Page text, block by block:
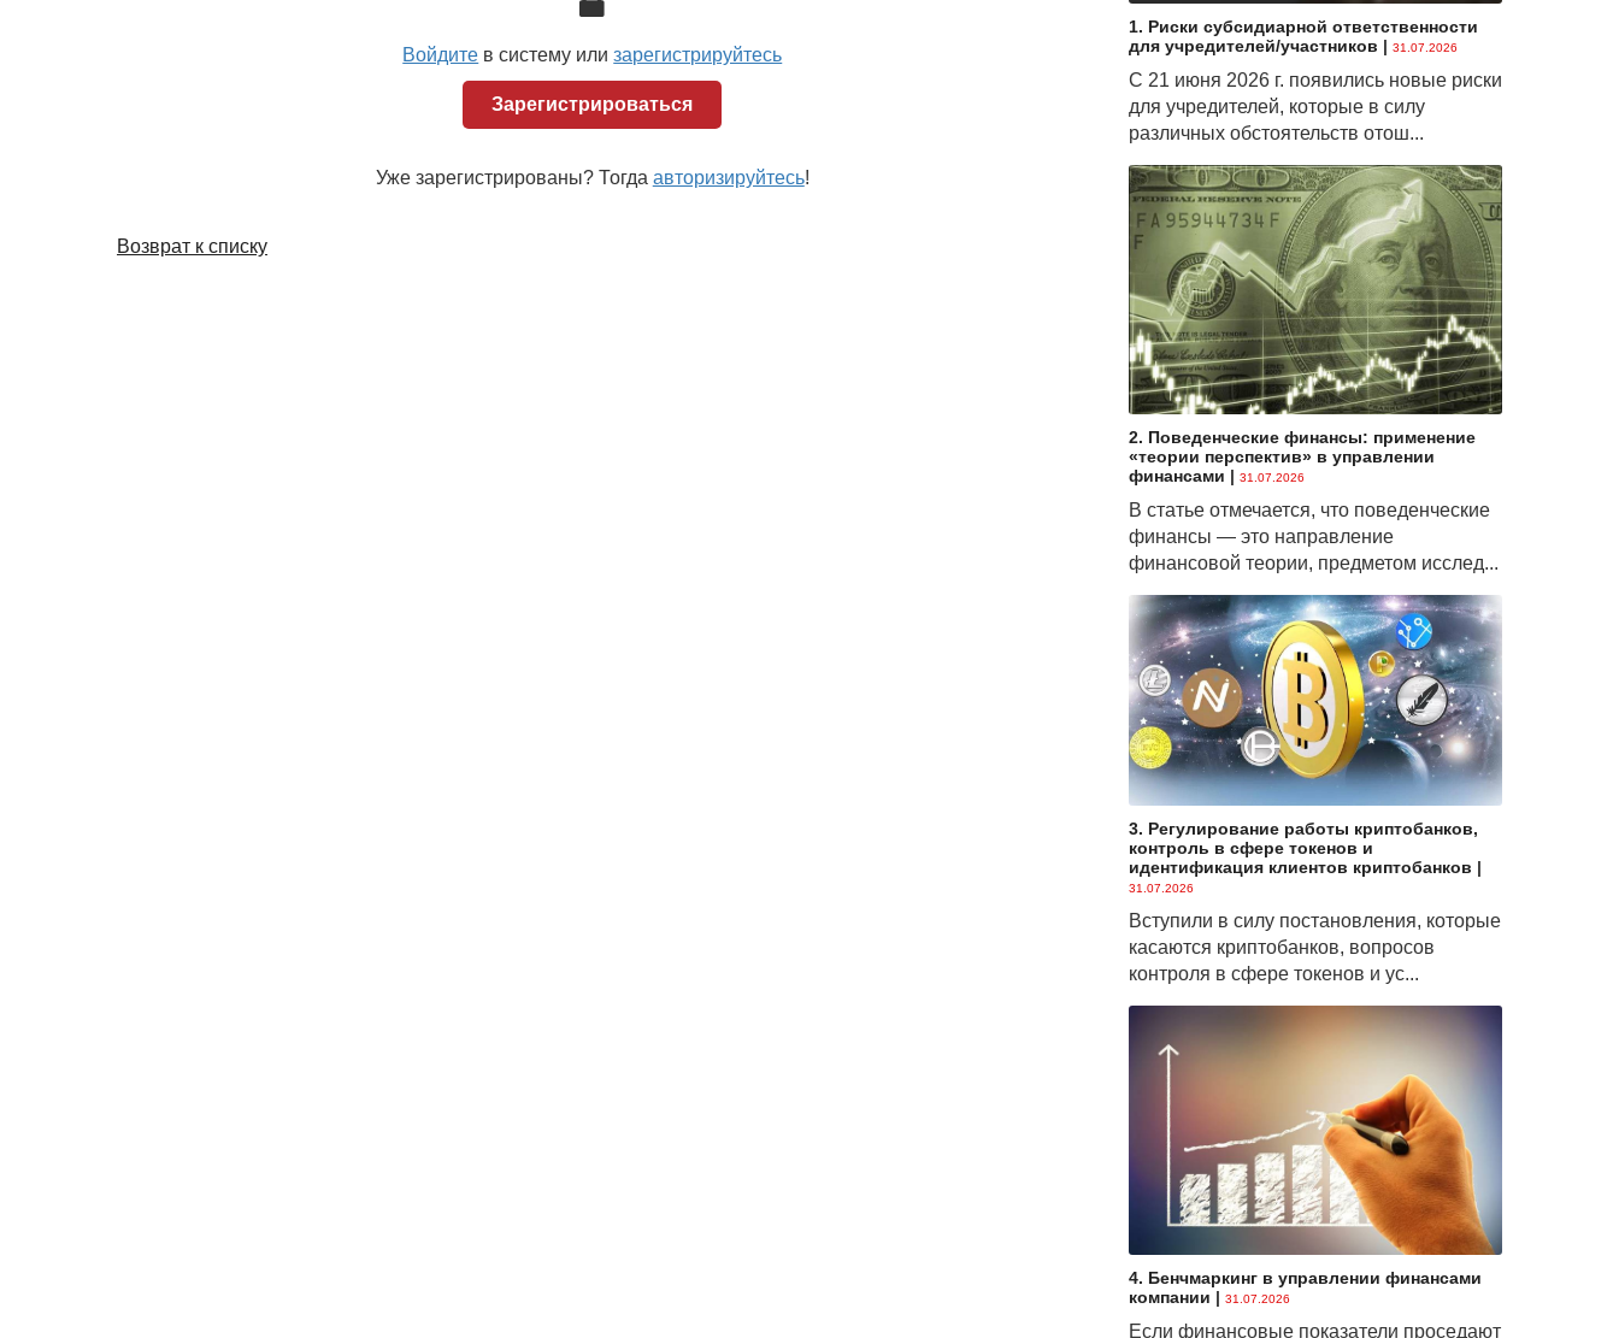
активами, зависит, в конечном счете, эффективность деятельности компании в целом.
Решением возникшей проблемы может стать внедрение системы нормирования оборотных
активов. Для этого потребуется рассчитать нормативы оборотных средств, протестировать
правильность полученных результатов и автоматизировать процедуры корректировки и контроля
установленных норм. Таким образом, предприятие может найти «золотую середину» в закупке
самым достигнуть поставленной цели — получение прибыли.
Войдите в систему илизарегистрируйтесь
Зарегистрироваться
Уже зарегистрированы? Тогда авторизируйтесь!
Возврат к списку
1. Риски субсидиарной ответственности
для учредителей/участников | 31.07.2026
С 21 июня 2026 г. появились новые риски
для учредителей, которые в силу
различных обстоятельств отош...
2. Поведенческие финансы: применение
«теории перспектив» в управлении
финансами | 31.07.2026
В статье отмечается, что поведенческие
финансы — это направление
финансовой теории, предметом исслед...
3. Регулирование работы криптобанков,
контроль в сфере токенов и
идентификация клиентов криптобанков |
31.07.2026
Вступили в силу постановления, которые
касаются криптобанков, вопросов
контроля в сфере токенов и ус...
4. Бенчмаркинг в управлении финансами
компании | 31.07.2026
Если финансовые показатели проседают